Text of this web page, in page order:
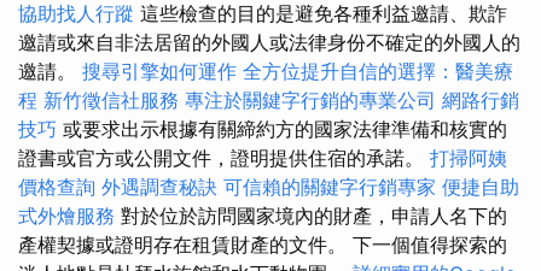
協助找人行蹤 這些檢查的目的是避免各種利益邀請、欺詐
邀請或來自非法居留的外國人或法律身份不確定的外國人的
邀請。 搜尋引擎如何運作 全方位提升自信的選擇：醫美療
程 新竹徵信社服務 專注於關鍵字行銷的專業公司 網路行銷
技巧 或要求出示根據有關締約方的國家法律準備和核實的
證書或官方或公開文件，證明提供住宿的承諾。 打掃阿姨
價格查詢 外遇調查秘訣 可信賴的關鍵字行銷專家 便捷自助
式外燴服務 對於位於訪問國家境內的財產，申請人名下的
產權契據或證明存在租賃財產的文件。 下一個值得探索的